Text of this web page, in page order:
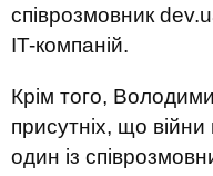
співрозмовник
IT-компаній.
Крім того,
присутніх, що
один із